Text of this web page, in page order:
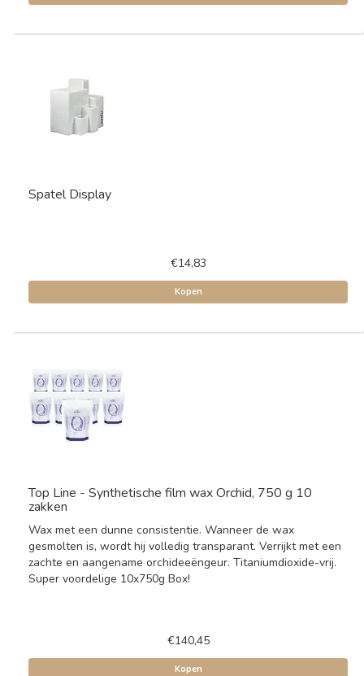
Spatel Display
€14,83
Kopen
Top Line - Synthetische film wax Orchid, 750 g 10
zakken
Wax met een dunne consistentie. Wanneer de wax
gesmolten is, wordt hij volledig transparant. Verrijkt met een
zachte en aangename orchideeëngeur. Titaniumdioxide-vrij.
Super voordelige 10x750g Box!
€140,45
Kopen